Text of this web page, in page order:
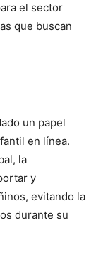
el sector
que buscan
un papel
en línea.
la
y
evitando la
durante su